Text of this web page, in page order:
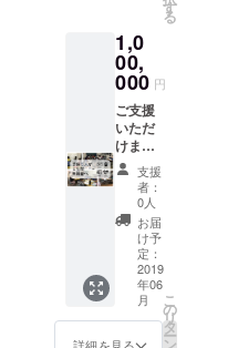
の現物
をお渡
しいた
しま
す。 ※
活動報
告会の
詳細は
10,000
円コー
スをご
覧くだ
さい。
すと年
間６０
万～１
００万
円かか
るとこ
ろ、ロ
ベでは
この値
段で通
うこと
ができ
ます。
経済的
な理由
で学習
できな
い子供
す
る
1,0
00,
000 円
ご支援
いただ
けます
と、経
済的に
恵まれ
ない子
供が
「５
人」、
１年間
塾に通
うこと
ができ
支援
者：
0人
お届
け予
定：
2019
年06
月
詳細を見る
こ
の
リ
タ
ー